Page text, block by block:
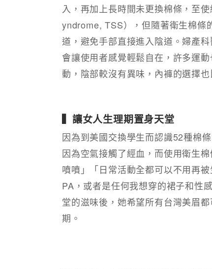
入，再加上長時間未更換棉條，至
yndrome, TSS），但隨著衛生棉條
道，避免手部直接進入陰道。婦產
會讓使用者感覺輕鬆自在，許多運
動，陰部較沒有異味，內褲的選擇也
▍讓女人生理期置身天堂
因為到美國交換學生而認識52種棉
因為空氣接觸了經血，而使用衛生
噴噴」「日常活動全都可以不用再
PA，或者是任何我想穿的裙子和性
堂的滋味後，她希望所有台灣美眉
期。